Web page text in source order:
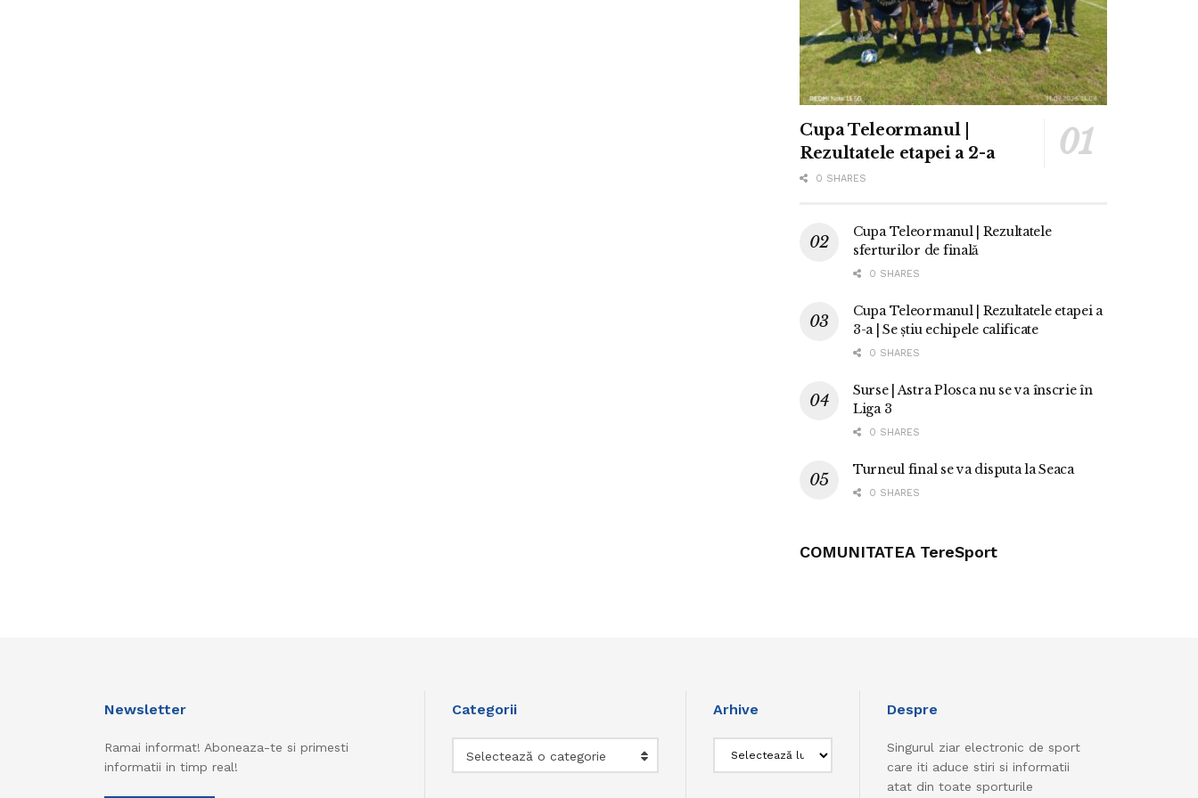
Cupa Teleormanul |
Rezultatele etapei a 2-a
0 SHARES
Cupa Teleormanul | Rezultatele
sferturilor de finală
0 SHARES
Cupa Teleormanul | Rezultatele etapei a
3-a | Se știu echipele calificate
0 SHARES
Surse | Astra Plosca nu se va înscrie în
Liga 3
0 SHARES
Turneul final se va disputa la Seaca
0 SHARES
COMUNITATEA TereSport
Newsletter
Ramai informat! Aboneaza-te si primesti
informatii in timp real!
Categorii
Selectează o categorie
Arhive Despre
Singurul ziar electronic de sport
care iti aduce stiri si informatii
atat din toate sporturile